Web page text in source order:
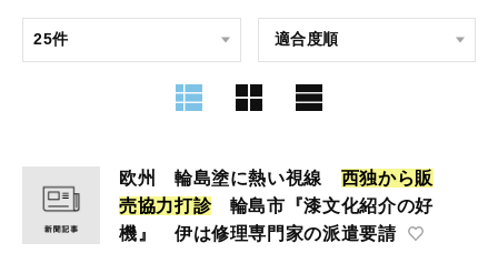
欧州 輪島塗に熱い視線 西独から販
売協力打診輪島市『漆文化紹介の好
機』 伊は修理専門家の派遣要請